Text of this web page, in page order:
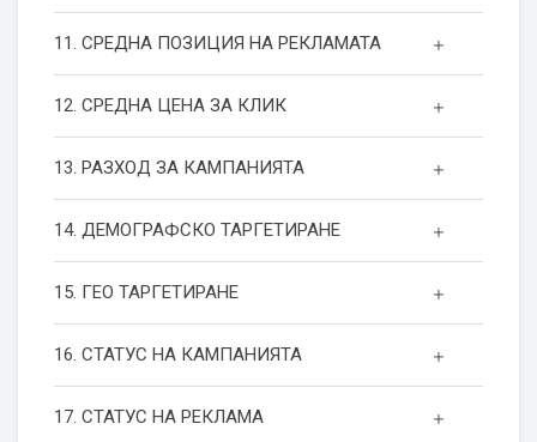
11. СРЕДНА ПОЗИЦИЯ НА РЕКЛАМАТА
12. СРЕДНА ЦЕНА ЗА КЛИК
13. РАЗХОД ЗА КАМПАНИЯТА
14. ДЕМОГРАФСКО ТАРГЕТИРАНЕ
15. ГЕО ТАРГЕТИРАНЕ
16. СТАТУС НА КАМПАНИЯТА
17. СТАТУС НА РЕКЛАМА